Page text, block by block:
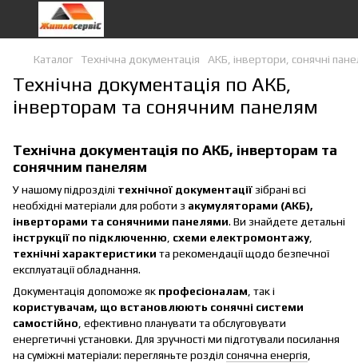
Каталог Технічна документація АКБ, інвертори, сонячні
Технічна документація по АКБ,
інверторам та сонячним панелям
Технічна документація по АКБ, інверторам та
сонячним панелям
У нашому підрозділі технічної документаціїзібрані всі
необхідні матеріали для роботи з акумуляторами (АКБ),
інверторами та сонячними панелями. Ви знайдете детальні
інструкції по підключенню, схеми електромонтажу,
технічні характеристики та рекомендації щодо безпечної
експлуатації обладнання.
Документація допоможе як професіоналам, так і
користувачам, що встановлюють сонячні системи
самостійно, ефективно планувати та обслуговувати
енергетичні установки. Для зручності ми підготували посилання
на суміжні матеріали: перегляньте розділ сонячна енергія,